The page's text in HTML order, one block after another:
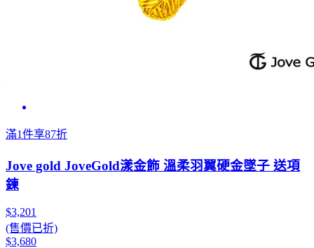
滿1件享87折
Jove gold JoveGold漾金飾 溫柔羽翼硬金墜子 送項
鍊
$3,201
(售價已折)
$3,680